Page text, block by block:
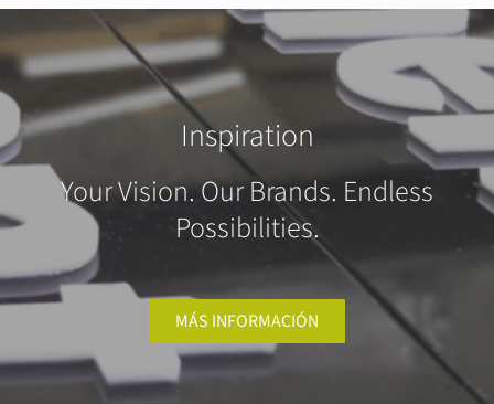
Inspiration
Your Vision. Our Brands. Endless
Possibilities.
MÁS INFORMACIÓN